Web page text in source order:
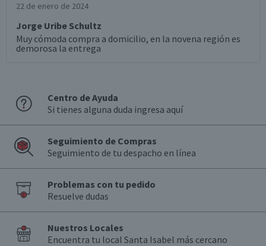
22 de enero de 2024
Jorge Uribe Schultz
Muy cómoda compra a domicilio, en la novena región es
demorosa la entrega
Centro de Ayuda
Si tienes alguna duda ingresa aquí
Seguimiento de Compras
Seguimiento de tu despacho en línea
Problemas con tu pedido
Resuelve dudas
Nuestros Locales
Encuentra tu local Santa Isabel más cercano